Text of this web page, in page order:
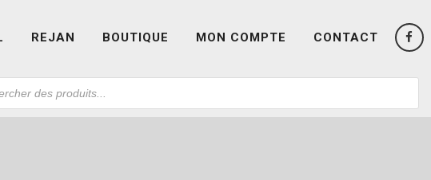
REJAN BOUTIQUE MON COMPTE CONTACT